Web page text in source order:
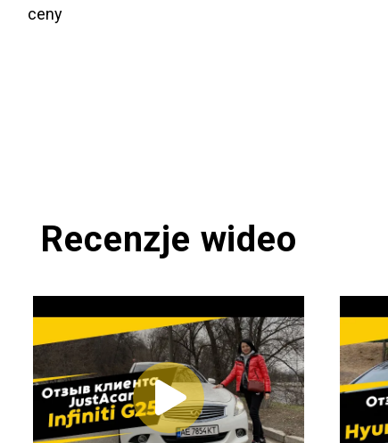
ceny
Recenzje wideo